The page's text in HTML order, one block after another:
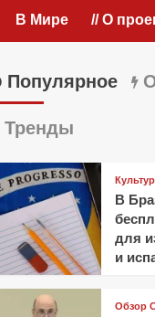
В Мире // О
Популярное
Тренды
В
для
и
Обзор